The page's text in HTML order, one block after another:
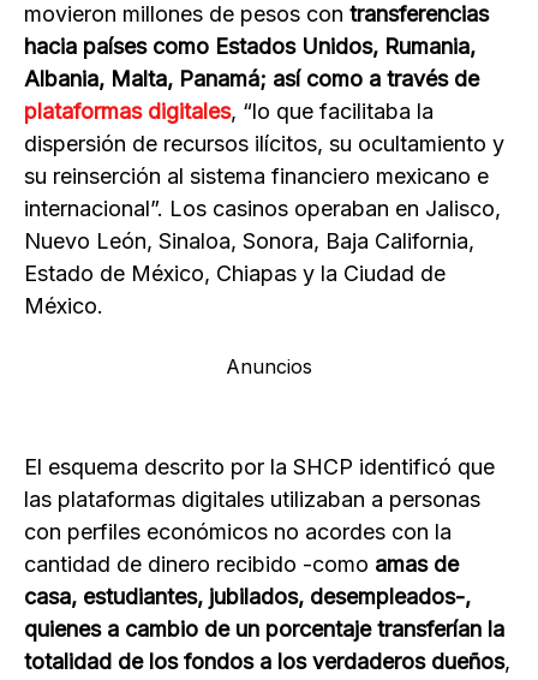
movieron millones de pesos con transferencias
hacia países como Estados Unidos, Rumania,
Albania, Malta, Panamá; así como a través de
plataformas digitales, “lo que facilitaba la
dispersión de recursos ilícitos, su ocultamiento y
su reinserción al sistema financiero mexicano e
internacional”. Los casinos operaban en Jalisco,
Nuevo León, Sinaloa, Sonora, Baja California,
Estado de México, Chiapas y la Ciudad de
México.
Anuncios
El esquema descrito por la SHCP identificó que
las plataformas digitales utilizaban a personas
con perfiles económicos no acordes con la
cantidad de dinero recibido -como amas de
casa, estudiantes, jubilados, desempleados-,
quienes a cambio de un porcentaje transferían la
totalidad de los fondos a los verdaderos dueños,